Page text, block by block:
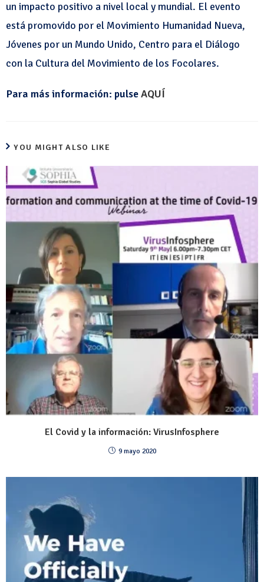
un impacto positivo a nivel local y mundial. El evento
está promovido por el Movimiento Humanidad Nueva,
Jóvenes por un Mundo Unido, Centro para el Diálogo
con la Cultura del Movimiento de los Focolares.
Para más información: pulseAQUÍ
YOU MIGHT ALSO LIKE
El Covid y la información: VirusInfosphere
9 mayo 2020